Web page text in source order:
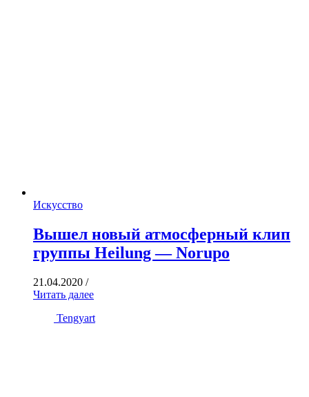
Искусство
Вышел новый атмосферный клип
группы Heilung — Norupo
21.04.2020 /
Читать далее
Tengyart